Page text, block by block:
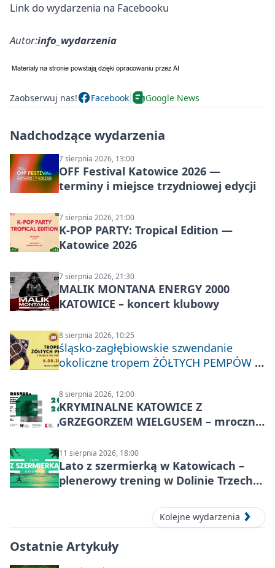
Link do wydarzenia na Facebooku
Autor:info_wydarzenia
Zaobserwuj nas! Facebook Google News
Nadchodzące wydarzenia
7 sierpnia 2026, 13:00
OFF Festival Katowice 2026 —
terminy i miejsce trzydniowej edycji
7 sierpnia 2026, 21:00
K-POP PARTY: Tropical Edition —
Katowice 2026
7 sierpnia 2026, 21:30
MALIK MONTANA ENERGY 2000
KATOWICE – koncert klubowy
8 sierpnia 2026, 10:25
śląsko-zagłębiowskie szwendanie
okoliczne tropem ŻÓŁTYCH PEMPÓW z
8 sierpnia 2026, 12:00
KRYMINALNE KATOWICE Z
GRZEGORZEM WIELGUSEM – mroczne
11 sierpnia 2026, 18:00
Lato z szermierką w Katowicach –
plenerowy trening w Dolinie Trzech
Kolejne wydarzenia
Ostatnie Artykuły